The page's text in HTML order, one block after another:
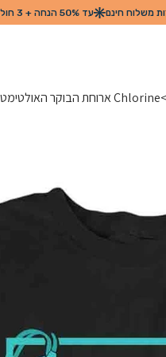
>Chlorine ארוחת הבוקר האולטימטיבית לשחייה